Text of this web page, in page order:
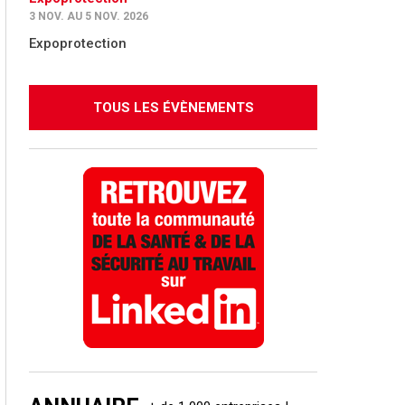
3 NOV. AU 5 NOV. 2026
Expoprotection
TOUS LES ÉVÈNEMENTS